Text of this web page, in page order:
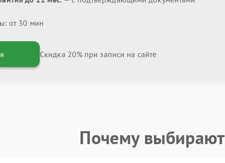
от 30 мин
Скидка 20% при записи на сайте
Почему выбирают